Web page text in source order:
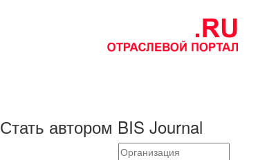
Стать автором BIS Journal